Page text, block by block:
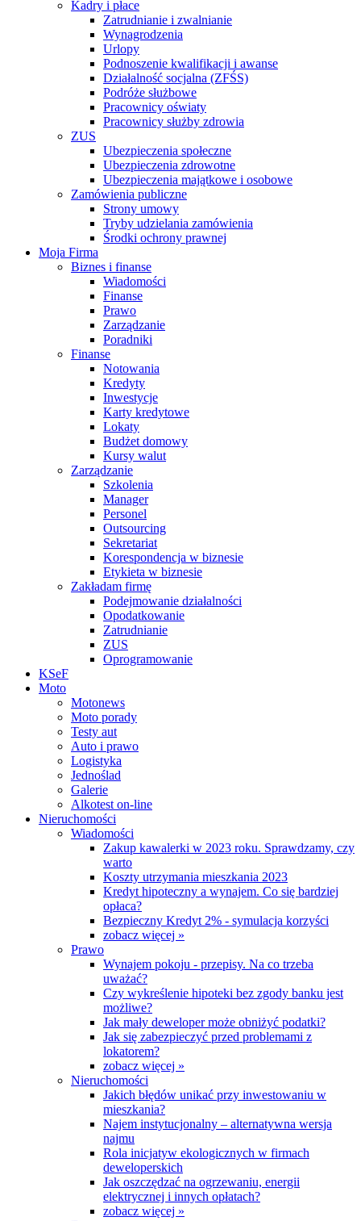
Kadry i płace
Zatrudnianie i zwalnianie
Wynagrodzenia
Urlopy
Podnoszenie kwalifikacji i awanse
Działalność socjalna (ZFŚS)
Podróże służbowe
Pracownicy oświaty
Pracownicy służby zdrowia
ZUS
Ubezpieczenia społeczne
Ubezpieczenia zdrowotne
Ubezpieczenia majątkowe i osobowe
Zamówienia publiczne
Strony umowy
Tryby udzielania zamówienia
Środki ochrony prawnej
Moja Firma
Biznes i finanse
Wiadomości
Finanse
Prawo
Zarządzanie
Poradniki
Finanse
Notowania
Kredyty
Inwestycje
Karty kredytowe
Lokaty
Budżet domowy
Kursy walut
Zarządzanie
Szkolenia
Manager
Personel
Outsourcing
Sekretariat
Korespondencja w biznesie
Etykieta w biznesie
Zakładam firmę
Podejmowanie działalności
Opodatkowanie
Zatrudnianie
ZUS
Oprogramowanie
KSeF
Moto
Motonews
Moto porady
Testy aut
Auto i prawo
Logistyka
Jednoślad
Galerie
Alkotest on-line
Nieruchomości
Wiadomości
Zakup kawalerki w 2023 roku. Sprawdzamy, czy
warto
Koszty utrzymania mieszkania 2023
Kredyt hipoteczny a wynajem. Co się bardziej
opłaca?
Bezpieczny Kredyt 2% - symulacja korzyści
zobacz więcej »
Prawo
Wynajem pokoju - przepisy. Na co trzeba
uważać?
Czy wykreślenie hipoteki bez zgody banku jest
możliwe?
Jak mały deweloper może obniżyć podatki?
Jak się zabezpieczyć przed problemami z
lokatorem?
zobacz więcej »
Nieruchomości
Jakich błędów unikać przy inwestowaniu w
mieszkania?
Najem instytucjonalny – alternatywna wersja
najmu
Rola inicjatyw ekologicznych w firmach
deweloperskich
Jak oszczędzać na ogrzewaniu, energii
elektrycznej i innych opłatach?
zobacz więcej »